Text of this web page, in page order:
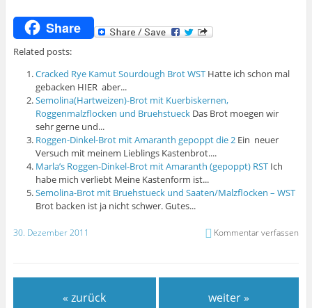
Share
Related posts:
Cracked Rye Kamut Sourdough Brot WST Hatte ich schon mal
gebacken HIER aber...
Semolina(Hartweizen)-Brot mit Kuerbiskernen,
Roggenmalzflocken und Bruehstueck Das Brot moegen wir
sehr gerne und...
Roggen-Dinkel-Brot mit Amaranth gepoppt die 2 Ein neuer
Versuch mit meinem Lieblings Kastenbrot....
Marla’s Roggen-Dinkel-Brot mit Amaranth (gepoppt) RST Ich
habe mich verliebt Meine Kastenform ist...
Semolina-Brot mit Bruehstueck und Saaten/Malzflocken – WST
Brot backen ist ja nicht schwer. Gutes...
30. Dezember 2011 Kommentar verfassen
« zurück weiter »